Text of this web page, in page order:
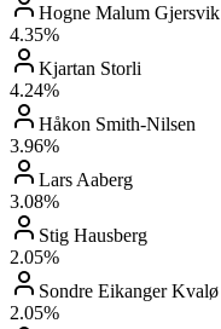
Hogne Malum Gjersvik
4.35%
Kjartan Storli
4.24%
Håkon Smith-Nilsen
3.96%
Lars Aaberg
3.08%
Stig Hausberg
2.05%
Sondre Eikanger Kvalø
2.05%